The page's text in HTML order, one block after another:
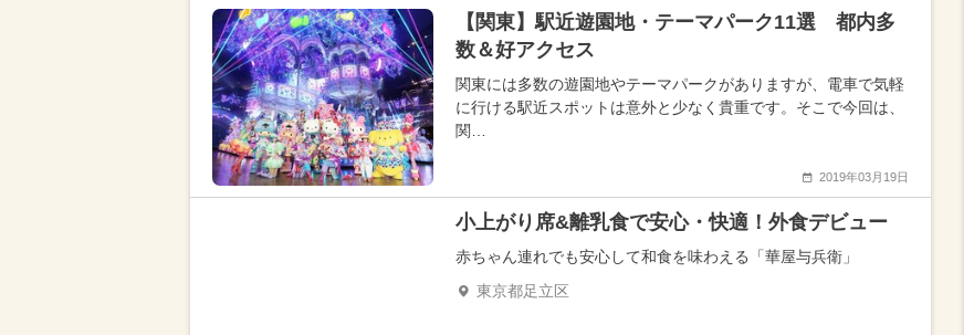
【関東】駅近遊園地・テーマパーク11選 都内多
数＆好アクセス
関東には多数の遊園地やテーマパークがありますが、電車で気軽
に行ける駅近スポットは意外と少なく貴重です。そこで今回は、
関…
2019年03月19日
小上がり席&離乳食で安心・快適！外食デビュー
赤ちゃん連れでも安心して和食を味わえる「華屋与兵衛」
東京都足立区